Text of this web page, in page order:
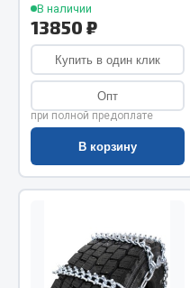
Выключатели кнопочные
Выключатель массы
Изолента
Весь раздел
Запчасти на
Амортизаторы для
Весь раздел
В наличии
13850 ₽
Купить в один клик
Опт
при полной предоплате
В корзину